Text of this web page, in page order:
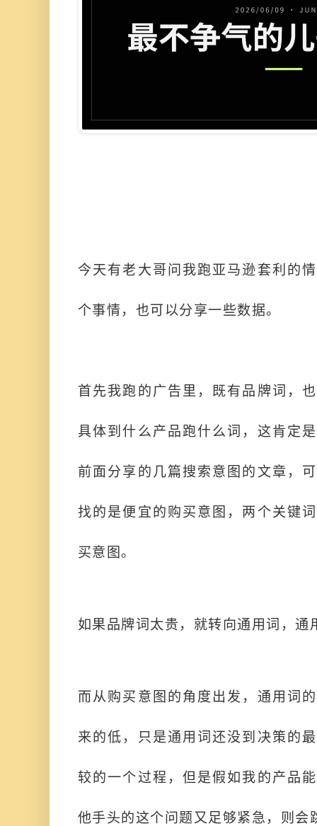
今天有老大哥问我跑亚马逊套利的
个事情，也可以分享一些数据。
首先我跑的广告里，既有品牌词，
具体到什么产品跑什么词，这肯定
前面分享的几篇搜索意图的文章，
找的是便宜的购买意图，两个关键
买意图。
如果品牌词太贵，就转向通用词，通
而从购买意图的角度出发，通用词
来的低，只是通用词还没到决策的
较的一个过程，但是假如我的产品
他手头的这个问题又足够紧急，则会